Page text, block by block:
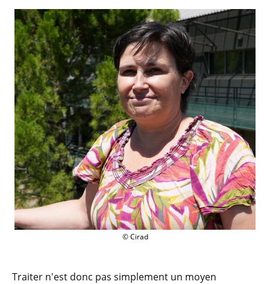
© Cirad
Traiter n'est donc pas simplement un moyen